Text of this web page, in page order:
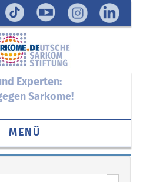
Experten:
Sarkome!
MENÜ